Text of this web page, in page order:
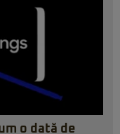
o dată de